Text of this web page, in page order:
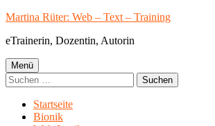
Springe
Inhalt
Martina Rüter: Web – Text – Training
eTrainerin, Dozentin, Autorin
Primäres
Menü
Menü
Suchen
nach:
Startseite
Bionik